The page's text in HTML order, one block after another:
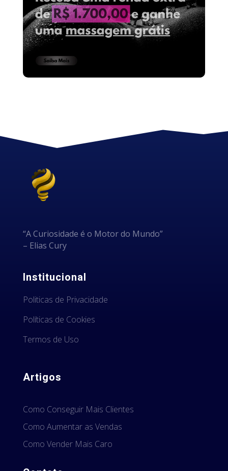
“A Curiosidade é o Motor do Mundo”
– Elias Cury
Institucional
Politicas de Privacidade
Políticas de Cookies
Termos de Uso
Artigos
Como Conseguir Mais Clientes
Como Aumentar as Vendas
Como Vender Mais Caro